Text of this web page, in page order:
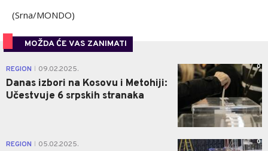
(Srna/MONDO)
MOŽDA ĆE VAS ZANIMATI
REGION 09.02.2025.
Danas izbori na Kosovu i Metohiji:
Učestvuje 6 srpskih stranaka
0
REGION 05.02.2025. 0